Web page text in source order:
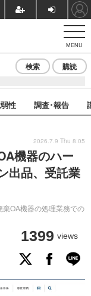
MENU
検索 購読
性 調査･報告
機器のハー
出品、受託業
OA機器の処理業務での
1399 views
2026.7.9 Thu 8:05